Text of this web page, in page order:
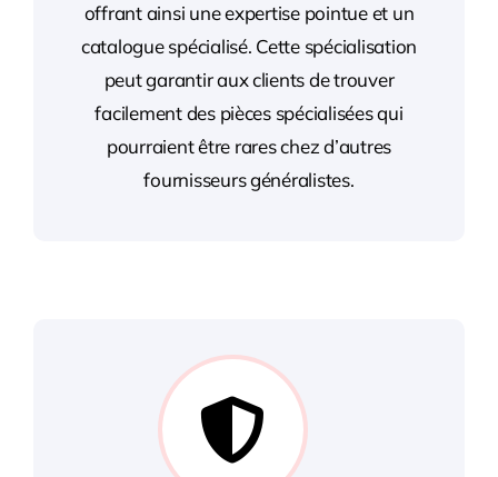
offrant ainsi une expertise pointue et un
catalogue spécialisé. Cette spécialisation
peut garantir aux clients de trouver
facilement des pièces spécialisées qui
pourraient être rares chez d’autres
fournisseurs généralistes.